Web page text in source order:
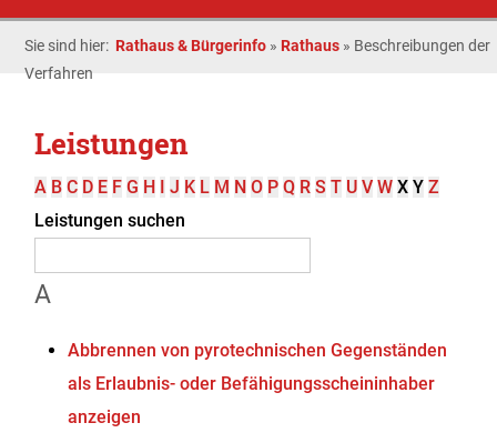
Sie sind hier: Rathaus & Bürgerinfo » Rathaus » Beschreibungen der
Verfahren
Leistungen
A B C D E F G H I J K L M N O P Q R S T U V W X Y Z
Leistungen suchen
A
Abbrennen von pyrotechnischen Gegenständen
als Erlaubnis- oder Befähigungsscheininhaber
anzeigen